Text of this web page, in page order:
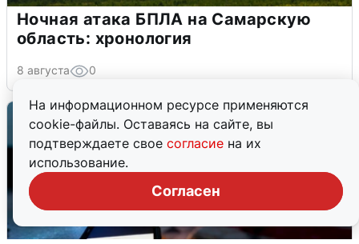
На информационном ресурсе применяются
cookie-файлы. Оставаясь на сайте, вы
подтверждаете свое согласие на их
использование.
Согласен
Ночная атака БПЛА на Самарскую
область: хронология
8 августа 0